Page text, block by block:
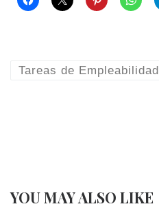
Tareas de Empleabilidad
YOU MAY ALSO LIKE